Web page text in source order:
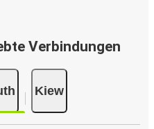
Verbindungen
Kiew